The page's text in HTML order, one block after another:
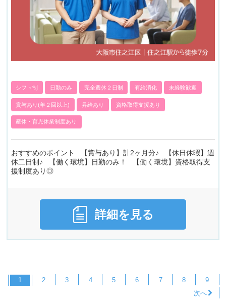
シフト制 日勤のみ 完全週休２日制 有給消化 未経験歓迎
賞与あり(年２回以上) 昇給あり 資格取得支援あり
産休・育児休業制度あり
おすすめのポイント 【賞与あり】計2ヶ月分♪ 【休日休暇】週
休二日制♪ 【働く環境】日勤のみ！ 【働く環境】資格取得支
援制度あり◎
詳細を見る
1 2 3 4 5 6 7 8 9